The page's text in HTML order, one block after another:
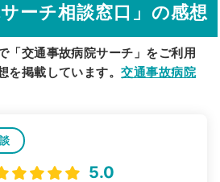
サーチ相談窓口」の感想
「交通事故病院サーチ」をご利用
を掲載しています。交通事故病院
5.0